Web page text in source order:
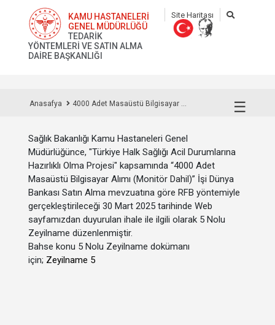
KAMU HASTANELERİ
GENEL MÜDÜRLÜĞÜ
TEDARİK
YÖNTEMLERİ VE SATIN ALMA
DAİRE BAŞKANLIĞI
Site Haritası
☰
Anasafya 4000 Adet Masaüstü Bilgisayar ...
Sağlık Bakanlığı Kamu Hastaneleri Genel
Müdürlüğünce, "Türkiye Halk Sağlığı Acil Durumlarına
Hazırlıklı Olma Projesi" kapsamında “4000 Adet
Masaüstü Bilgisayar Alımı (Monitör Dahil)” İşi Dünya
Bankası Satın Alma mevzuatına göre RFB yöntemiyle
gerçekleştirileceği 30 Mart 2025 tarihinde Web
sayfamızdan duyurulan ihale ile ilgili olarak 5 Nolu
Zeyilname düzenlenmiştir.
Bahse konu 5 Nolu Zeyilname dokümanı
için; Zeyilname 5